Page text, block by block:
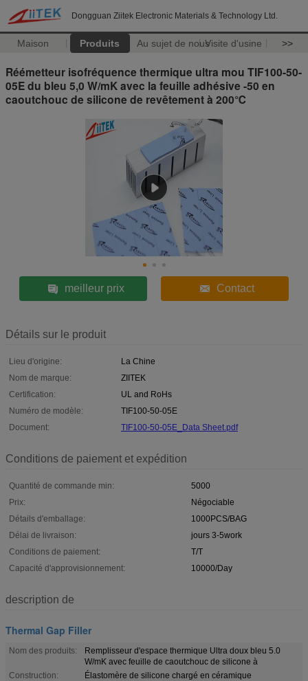
Dongguan Ziitek Electronic Materials & Technology Ltd.
Maison Produits Au sujet de nousVisite d'usine >>
Réémetteur isofréquence thermique ultra mou TIF100-50-
05E du bleu 5,0 W/mK avec la feuille adhésive -50 en
caoutchouc de silicone de revêtement à 200℃
meilleur prix Contact
Détails sur le produit
Lieu d'origine:
La Chine
Nom de marque:
ZIITEK
Certification:
UL and RoHs
Numéro de modèle:
TIF100-50-05E
Document:
TIF100-50-05E_Data Sheet.pdf
Conditions de paiement et expédition
Quantité de commande min:
5000
Prix:
Négociable
Détails d'emballage:
1000PCS/BAG
Délai de livraison:
jours 3-5work
Conditions de paiement:
T/T
Capacité d'approvisionnement:
10000/Day
description de
Thermal Gap Filler
Nom des produits:
Remplisseur d'espace thermique Ultra doux bleu 5.0
W/mK avec feuille de caoutchouc de silicone à
Construction:
Élastomère de silicone chargé en céramique